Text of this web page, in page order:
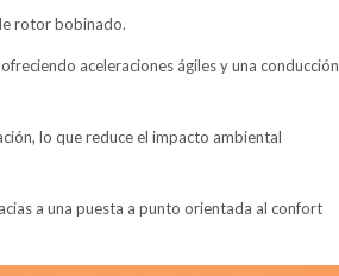
rotor bobinado.
ofreciendo aceleraciones ágiles y una conducción
lo que reduce el impacto ambiental
a una puesta a punto orientada al confort